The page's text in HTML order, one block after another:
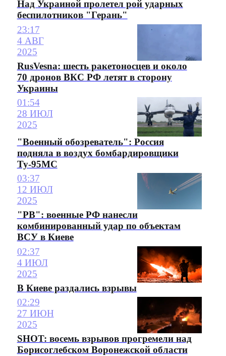
Над Украиной пролетел рой ударных
беспилотников "Герань"
23:17
4 АВГ
2025
RusVesna: шесть ракетоносцев и около
70 дронов ВКС РФ летят в сторону
Украины
01:54
28 ИЮЛ
2025
"Военный обозреватель": Россия
подняла в воздух бомбардировщики
Ту-95МС
03:37
12 ИЮЛ
2025
"РВ": военные РФ нанесли
комбинированный удар по объектам
ВСУ в Киеве
02:37
4 ИЮЛ
2025
В Киеве раздались взрывы
02:29
27 ИЮН
2025
SHOT: восемь взрывов прогремели над
Борисоглебском Воронежской области